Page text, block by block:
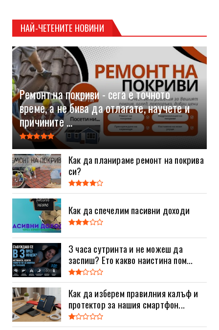
НАЙ-ЧЕТЕНИТЕ НОВИНИ
Ремонт на покриви - сега е точното
време, а не бива да отлагате, научете и
причините ...
Как да планираме ремонт на покрива
си?
Как да спечелим пасивни доходи
3 часа сутринта и не можеш да
заспиш? Ето какво наистина пом...
Как да изберем правилния калъф и
протектор за нашия смартфон...